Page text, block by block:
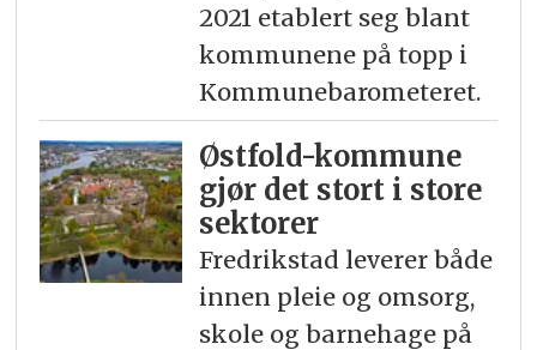
2021 etablert seg blant
kommunene på topp i
Kommunebarometeret.
Østfold-kommune
gjør det stort i store
sektorer
Fredrikstad leverer både
innen pleie og omsorg,
skole og barnehage på